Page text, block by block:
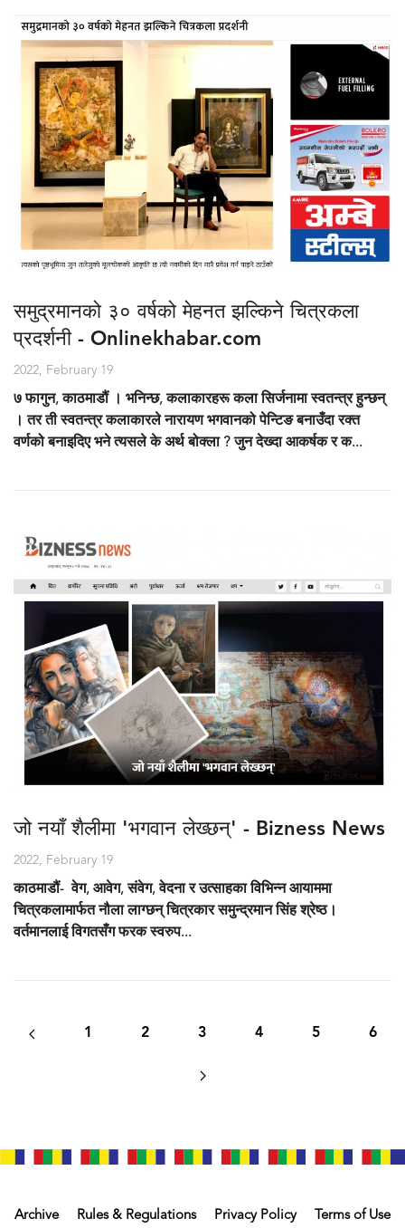
समुद्रमानको ३० वर्षको मेहनत झल्किने चित्रकला
प्रदर्शनी - Onlinekhabar.com
2022, February 19
७ फागुन, काठमाडौं । भनिन्छ, कलाकारहरू कला सिर्जनामा स्वतन्त्र हुन्छन्
। तर ती स्वतन्त्र कलाकारले नारायण भगवानको पेन्टिङ बनाउँदा रक्त
वर्णको बनाइदिए भने त्यसले के अर्थ बोक्ला ? जुन देख्दा आकर्षक र क...
जो नयाँ शैलीमा 'भगवान लेख्छन्' - Bizness News
2022, February 19
काठमाडौं- वेग, आवेग, संवेग, वेदना र उत्साहका विभिन्न आयाममा
चित्रकलामार्फत नौला लाग्छन् चित्रकार समुन्द्रमान सिंह श्रेष्ठ।
वर्तमानलाई विगतसँग फरक स्वरुप...
1 2 3 4 5 6
Archive Rules & Regulations Privacy Policy Terms of Use